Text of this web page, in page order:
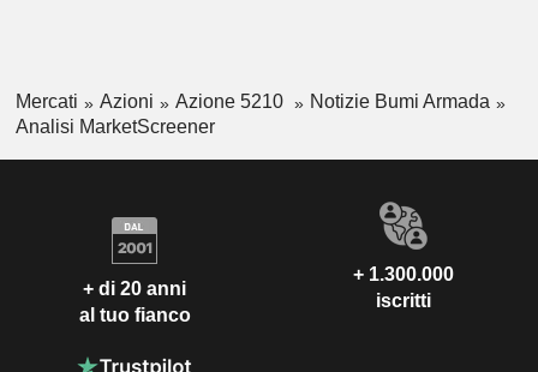
Mercati Azioni Azione 5210
Notizie Bumi Armada
Analisi MarketScreener
+ di 20 anni
al tuo fianco
+ 1.300.000
iscritti